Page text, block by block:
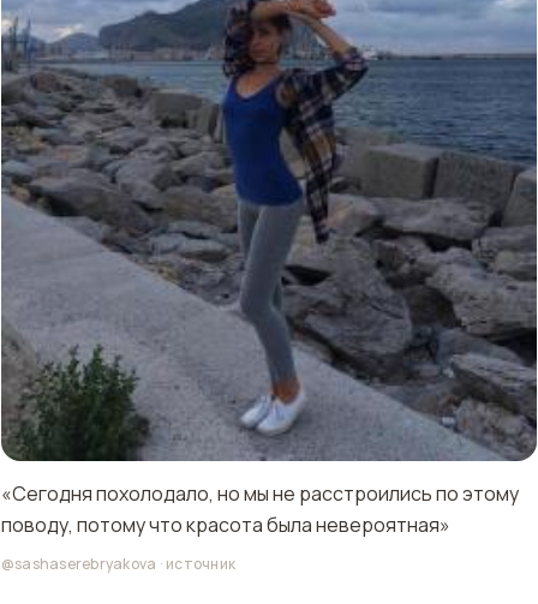
«Сегодня похолодало, но мы не расстроились по этому
поводу, потому что красота была невероятная»
@sashaserebryakova · источник